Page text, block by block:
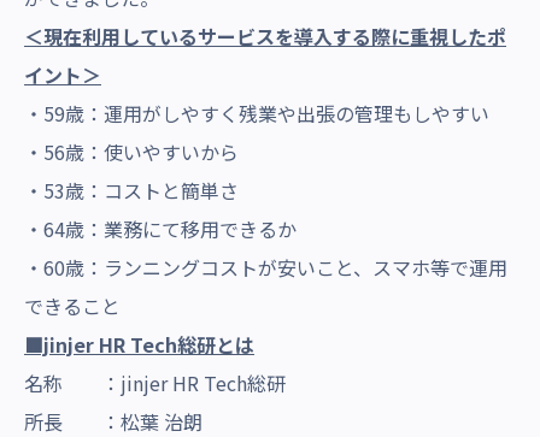
＜現在利用しているサービスを導入する際に重視したポ
イント＞
・59歳：運用がしやすく残業や出張の管理もしやすい
・56歳：使いやすいから
・53歳：コストと簡単さ
・64歳：業務にて移用できるか
・60歳：ランニングコストが安いこと、スマホ等で運用
できること
■jinjer HR Tech総研とは
名称 ：jinjer HR Tech総研
所長 ：松葉 治朗